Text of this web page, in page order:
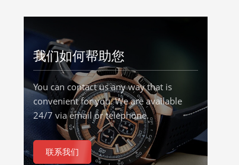
我们如何帮助您
You can contact us any way that is
convenient for you. We are available
24/7 via email or telephone.
联系我们